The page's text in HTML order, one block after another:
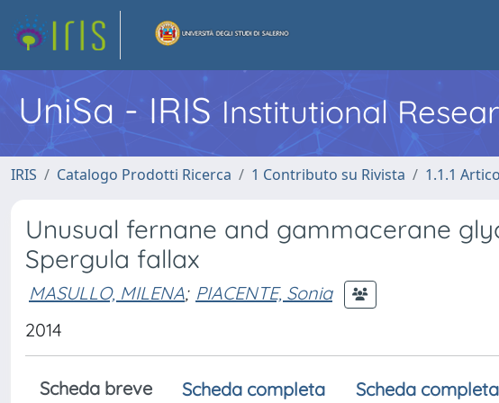
UniSa - IRIS Institutional
IRIS Catalogo Prodotti Ricerca 1 Contributo su Rivista 1.1.1
Unusual fernane and gammacerane
Spergula fallax
MASULLO, MILENA; PIACENTE, Sonia
2014
Scheda breve Scheda completa Scheda